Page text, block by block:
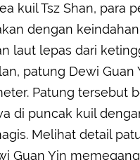
kuil Tsz Shan, para
dengan keindahan
laut lepas dari
patung Dewi Guan
Patung tersebut
di puncak kuil
Melihat detail
Guan Yin